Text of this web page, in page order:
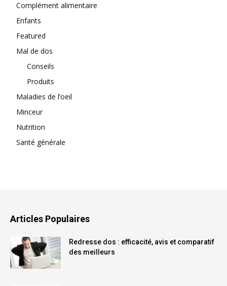
Complément alimentaire
Enfants
Featured
Mal de dos
Conseils
Produits
Maladies de l’oeil
Minceur
Nutrition
Santé générale
Articles Populaires
Redresse dos : efficacité, avis et comparatif
des meilleurs